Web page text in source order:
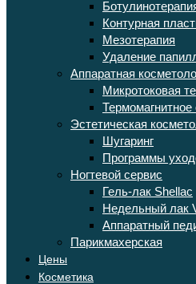
Контурная
Мезотерапия
Удаление
Аппаратная
Микротоковая
Эстетическая
Шугаринг
Программы
Ногтевой сервис
Гель-лак Shellac
Недельный лак
Аппаратный
Парикмахерская
Цены
Косметика